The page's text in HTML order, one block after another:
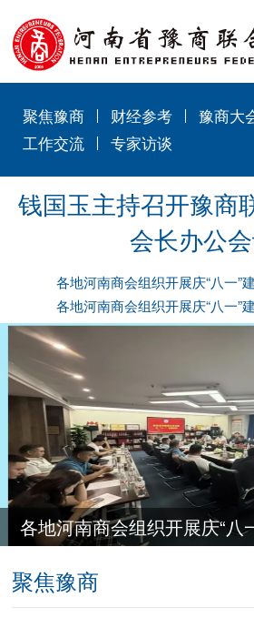
聚焦豫商 财经参考 豫商大
工作交流
专家访谈
钱国玉主持召开豫商
会长办公
各地河南商会组织开展庆“八一”
各地河南商会组织开展庆“八一”
一”建... 各地
聚焦豫商